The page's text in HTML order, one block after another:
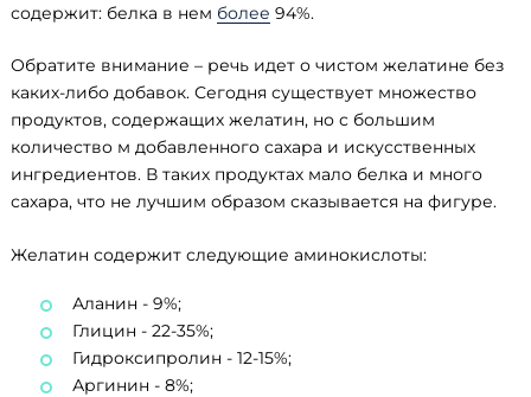
содержит: белка в нем более 94%.
Обратите внимание – речь идет о чистом желатине без
каких-либо добавок. Сегодня существует множество
продуктов, содержащих желатин, но с большим
количество м добавленного сахара и искусственных
ингредиентов. В таких продуктах мало белка и много
сахара, что не лучшим образом сказывается на фигуре.
Желатин содержит следующие аминокислоты:
Аланин - 9%;
Глицин - 22-35%;
Гидроксипролин - 12-15%;
Аргинин - 8%;